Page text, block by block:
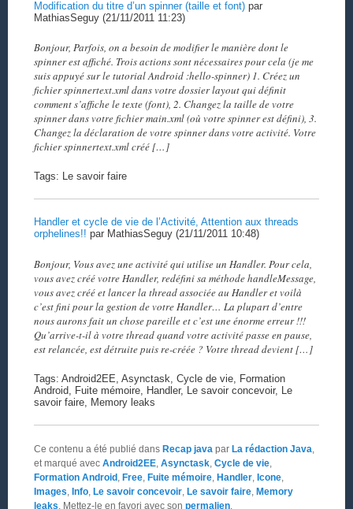
Modification du titre d’un spinner (taille et font)par
MathiasSeguy (21/11/2011 11:23)
Bonjour, Parfois, on a besoin de modifier le manière dont le
spinner est affiché. Trois actions sont nécessaires pour cela (je me
suis appuyé sur le tutorial Android :hello-spinner) 1. Créez un
fichier spinnertext.xml dans votre dossier layout qui définit
comment s’affiche le texte (font), 2. Changez la taille de votre
spinner dans votre fichier main.xml (où votre spinner est défini), 3.
Changez la déclaration de votre spinner dans votre activité. Votre
fichier spinnertext.xml créé […]
Tags: Le savoir faire
Handler et cycle de vie de l’Activité, Attention aux threads
orphelines!! par MathiasSeguy (21/11/2011 10:48)
Bonjour, Vous avez une activité qui utilise un Handler. Pour cela,
vous avez créé votre Handler, redéfini sa méthode handleMessage,
vous avez créé et lancer la thread associée au Handler et voilà
c’est fini pour la gestion de votre Handler… La plupart d’entre
nous aurons fait un chose pareille et c’est une énorme erreur !!!
Qu’arrive-t-il à votre thread quand votre activité passe en pause,
est relancée, est détruite puis re-créée ? Votre thread devient […]
Tags: Android2EE, Asynctask, Cycle de vie, Formation
Android, Fuite mémoire, Handler, Le savoir concevoir, Le
savoir faire, Memory leaks
Ce contenu a été publié dans Recap javapar La rédaction Java,
et marqué avec Android2EE, Asynctask, Cycle de vie,
Formation Android , Free, Fuite mémoire, Handler, Icone,
Images, Info, Le savoir concevoir, Le savoir faire, Memory
leaks. Mettez-le en favori avec son permalien.